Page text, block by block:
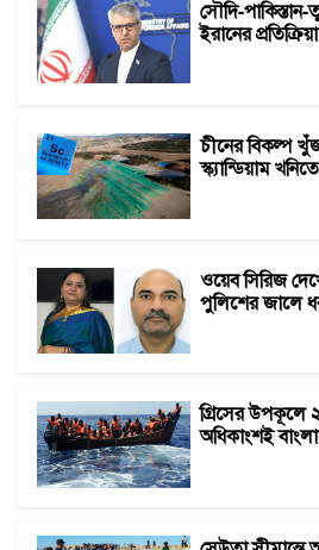
সৌদি-পাকিস্তান-
ইরানের প্রতিক্রিয়া
চীনের বিকল্প
স্ক্যান্ডিয়াম
ওয়েব সিরিজ
পুলিশের জালে
গ্রিসের উপকূলে
অধিকাংশই